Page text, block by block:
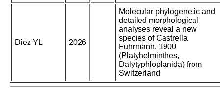
Diez YL 2026
Molecular phylogenetic and
detailed morphological
analyses reveal a new
species of Castrella
Fuhrmann, 1900
(Platyhelminthes,
Dalytyphloplanida) from
Switzerland